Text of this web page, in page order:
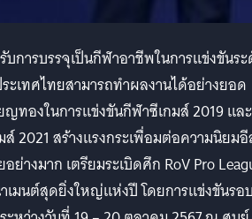
บการบรรจุเป็นกีฬาอาชีพในการแข่งขันร
เทศไทยสามารถทําผลงานได้อย่างยอด
ญทองในการแข่งขันกีฬาซีเกมส์ 2019 และ
2021 สร้างแรงกระเพื่อมต่อความนิยม
ย่างมาก เตรียมระเบิดศึก RoV Pro
เมนต์สุดยิ่งใหญ่แห่งปี โดยการแข่งขันรอ